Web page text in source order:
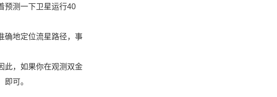
预测一下卫星运行40
确地定位流星路径，事
此，如果你在观测双金
可。